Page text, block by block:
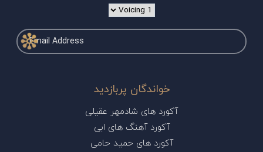
خواندگان پربازدید
آکورد های شادمهر عقیلی
آکورد آهنگ های ابی
آکورد های حمید حامی